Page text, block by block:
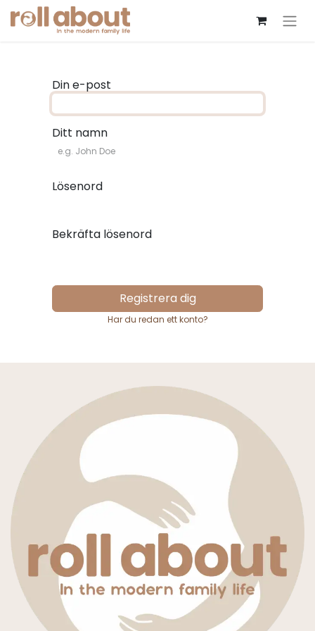
Din e-post
Ditt namn
Lösenord
Bekräfta lösenord
Registrera dig
Har du redan ett konto?